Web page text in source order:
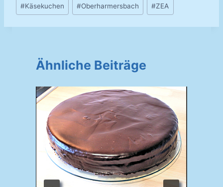
#Käsekuchen #Oberharmersbach #ZEA
Ähnliche Beiträge